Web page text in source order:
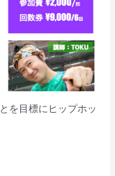
を目標にヒップホッ